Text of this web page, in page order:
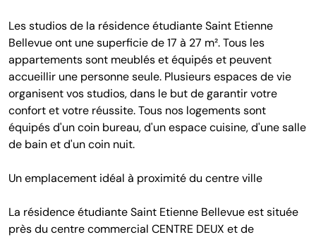
Les studios de la résidence étudiante Saint Etienne
Bellevue ont une superficie de 17 à 27 m². Tous les
appartements sont meublés et équipés et peuvent
accueillir une personne seule. Plusieurs espaces de vie
organisent vos studios, dans le but de garantir votre
confort et votre réussite. Tous nos logements sont
équipés d'un coin bureau, d'un espace cuisine, d'une salle
de bain et d'un coin nuit.
Un emplacement idéal à proximité du centre ville
La résidence étudiante Saint Etienne Bellevue est située
près du centre commercial CENTRE DEUX et de